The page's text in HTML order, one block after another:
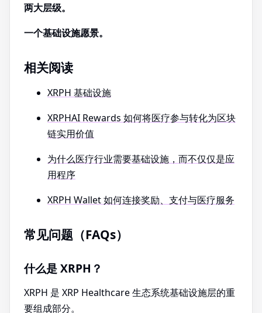
两大层级。
一个基础设施愿景。
相关阅读
XRPH 基础设施
XRPHAI Rewards 如何将医疗参与转化为区块
链实用价值
为什么医疗行业需要基础设施，而不仅仅是应
用程序
XRPH Wallet 如何连接奖励、支付与医疗服务
常见问题（FAQs）
什么是 XRPH？
XRPH 是 XRP Healthcare 生态系统基础设施层的重
要组成部分。